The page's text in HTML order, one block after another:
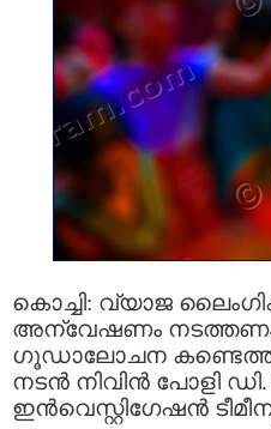
കൊച്ചി: വ്യാജ
അന്വേഷണം
ഗൂഡാലോചന
നടന്‍ നിവിന്‍ പോളി
ഇന്‍വെസ്റ്റിഗേഷന്‍